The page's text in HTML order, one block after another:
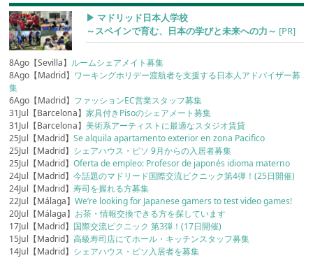
▶︎ マドリッド日本人学校
～スペインで育む、日本の学びと未来への力～ [PR]
8Ago【Sevilla】 ルームシェアメイト募集
8Ago【Madrid】 ワーキングホリデー渡航者を支援する日本人アドバイザー募
集
6Ago【Madrid】 ファッションEC営業スタッフ募集
31Jul【Barcelona】家具付きPisoのシェアメート募集
31Jul【Barcelona】美術系アーティストに最適なスタジオ賃貸
25Jul【Madrid】Se alquila apartamento exterior en zona Pacifico
25Jul【Madrid】 シェアハウス・ピソ 9月からの入居者募集
25Jul【Madrid】Oferta de empleo: Profesor de japonés idioma materno
24Jul【Madrid】今話題のマドリード国際交流ピクニック第4弾！(25日開催)
24Jul【Madrid】寿司を握れる方募集
22Jul【Málaga】We’re looking for Japanese gamers to test video games!
20Jul【Málaga】 お茶・情報交換できる方を探しています
17Jul【Madrid】 国際交流ピクニック 第3弾！(17日開催)
15Jul【Madrid】高級寿司店にてホール・キッチンスタッフ募集
14Jul【Madrid】 シェアハウス・ピソ入居者を募集